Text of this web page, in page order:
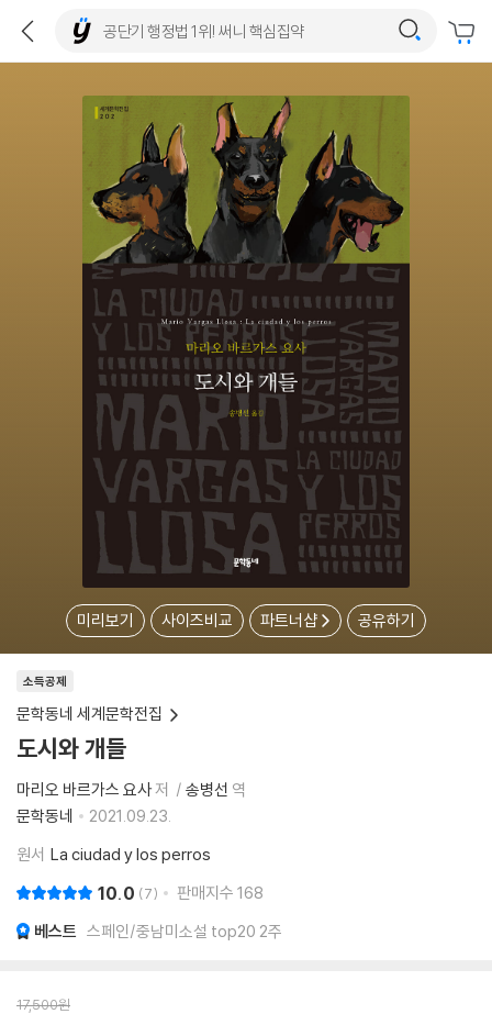
미리보기 사이즈비교 파트너샵 공유하기
소득공제
문학동네 세계문학전집
도시와 개들
마리오 바르가스 요사저 송병선 역
문학동네
2021.09.23.
원서 La ciudad y los perros
10.0 7 판매지수 168
베스트 스페인/중남미소설 top20 2주
17,500원